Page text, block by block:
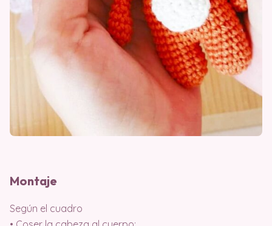
Montaje
Según el cuadro